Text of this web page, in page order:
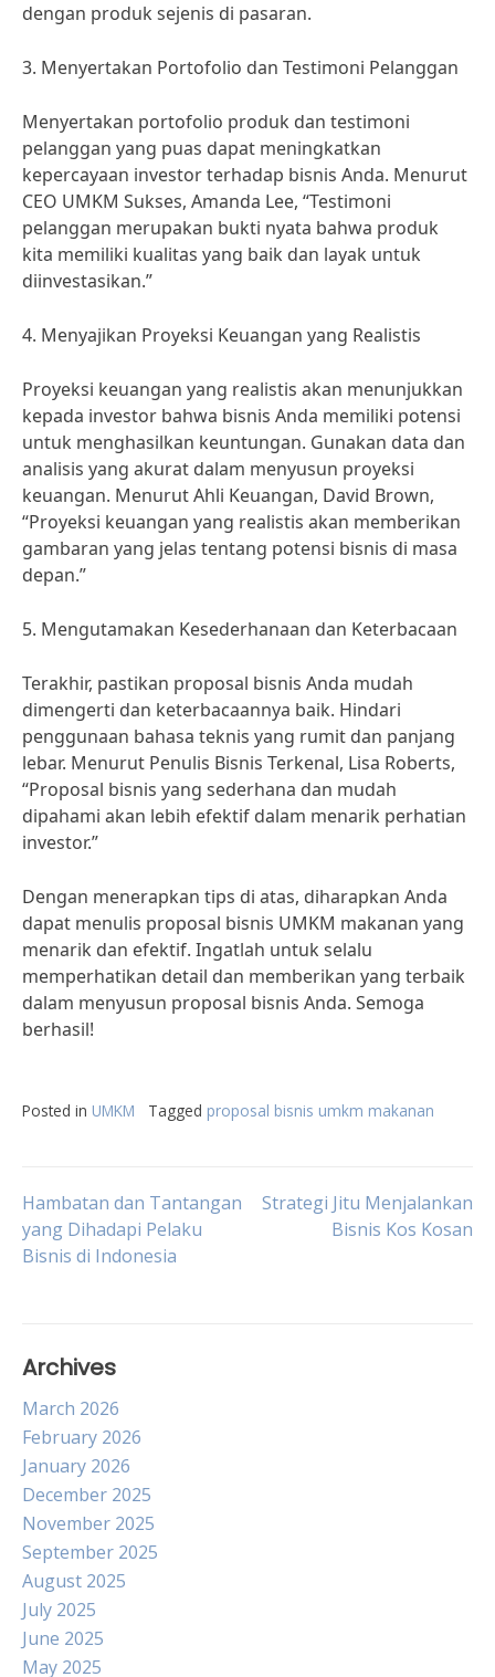
dengan produk sejenis di pasaran.
3. Menyertakan Portofolio dan Testimoni Pelanggan
Menyertakan portofolio produk dan testimoni
pelanggan yang puas dapat meningkatkan
kepercayaan investor terhadap bisnis Anda. Menurut
CEO UMKM Sukses, Amanda Lee, “Testimoni
pelanggan merupakan bukti nyata bahwa produk
kita memiliki kualitas yang baik dan layak untuk
diinvestasikan.”
4. Menyajikan Proyeksi Keuangan yang Realistis
Proyeksi keuangan yang realistis akan menunjukkan
kepada investor bahwa bisnis Anda memiliki potensi
untuk menghasilkan keuntungan. Gunakan data dan
analisis yang akurat dalam menyusun proyeksi
keuangan. Menurut Ahli Keuangan, David Brown,
“Proyeksi keuangan yang realistis akan memberikan
gambaran yang jelas tentang potensi bisnis di masa
depan.”
5. Mengutamakan Kesederhanaan dan Keterbacaan
Terakhir, pastikan proposal bisnis Anda mudah
dimengerti dan keterbacaannya baik. Hindari
penggunaan bahasa teknis yang rumit dan panjang
lebar. Menurut Penulis Bisnis Terkenal, Lisa Roberts,
“Proposal bisnis yang sederhana dan mudah
dipahami akan lebih efektif dalam menarik perhatian
investor.”
Dengan menerapkan tips di atas, diharapkan Anda
dapat menulis proposal bisnis UMKM makanan yang
menarik dan efektif. Ingatlah untuk selalu
memperhatikan detail dan memberikan yang terbaik
dalam menyusun proposal bisnis Anda. Semoga
berhasil!
Posted in UMKM Tagged proposal bisnis umkm makanan
Post
navigation
Hambatan dan Tantangan
yang Dihadapi Pelaku
Bisnis di Indonesia
Strategi Jitu Menjalankan
Bisnis Kos Kosan
Archives
March 2026
February 2026
January 2026
December 2025
November 2025
September 2025
August 2025
July 2025
June 2025
May 2025